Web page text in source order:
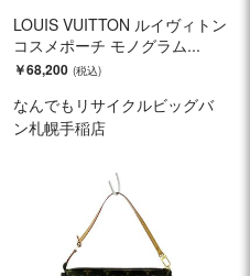
LOUIS VUITTON ルイヴィトン
コスメポーチ モノグラム...
￥68,200
なんでもリサイクルビッグバ
ン札幌手稲店